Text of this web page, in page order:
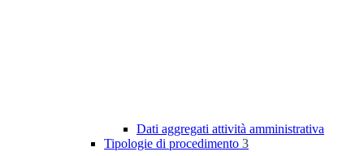
Dati aggregati attività amministrativa
Tipologie di procedimento 3